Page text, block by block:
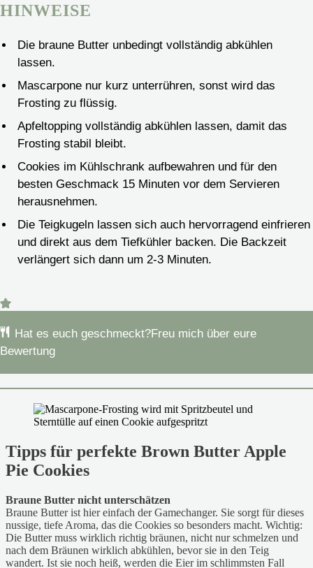
HINWEISE
Die braune Butter unbedingt vollständig abkühlen
lassen.
Mascarpone nur kurz unterrühren, sonst wird das
Frosting zu flüssig.
Apfeltopping vollständig abkühlen lassen, damit das
Frosting stabil bleibt.
Cookies im Kühlschrank aufbewahren und für den
besten Geschmack 15 Minuten vor dem Servieren
herausnehmen.
Die Teigkugeln lassen sich auch hervorragend einfrieren
und direkt aus dem Tiefkühler backen. Die Backzeit
verlängert sich dann um 2-3 Minuten.
Hat es euch geschmeckt?Freu mich über eure
Bewertung
Tipps für perfekte Brown Butter Apple
Pie Cookies
Braune Butter nicht unterschätzen
Braune Butter ist hier einfach der Gamechanger. Sie sorgt für dieses
nussige, tiefe Aroma, das die Cookies so besonders macht. Wichtig:
Die Butter muss wirklich richtig bräunen, nicht nur schmelzen und
nach dem Bräunen wirklich abkühlen, bevor sie in den Teig
wandert. Ist sie noch heiß, werden die Eier im schlimmsten Fall